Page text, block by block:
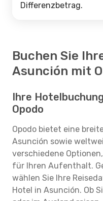
Differenzbetrag.
Buchen Sie
Asunción mit
Ihre
Opodo
Opodo bietet eine
Asunción sowie
verschiedene
für Ihren Aufenthalt.
wählen Sie Ihre
Hotel in Asunción. Ob